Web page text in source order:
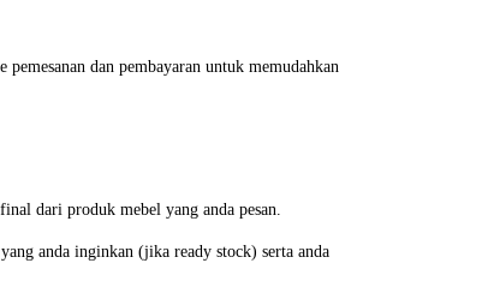
dan pembayaran untuk memudahkan
dari produk mebel yang anda pesan.
anda inginkan (jika ready stock) serta anda